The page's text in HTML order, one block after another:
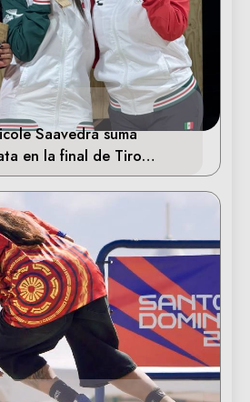
Saavedra suma
en la final de Tiro